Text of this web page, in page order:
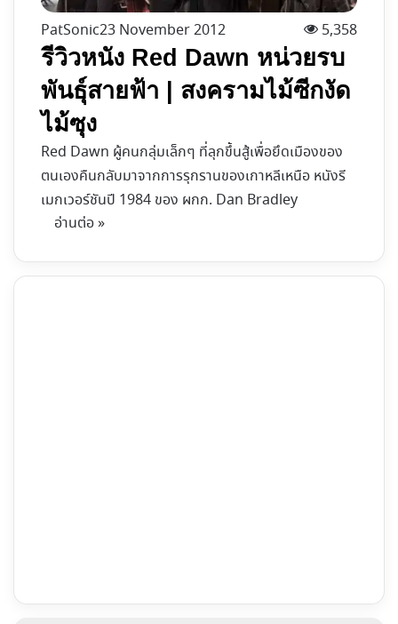
PatSonic23 November 2012 5,358
รีวิวหนัง Red Dawn หน่วยรบ
พันธุ์สายฟ้า | สงครามไม้ซีกงัด
ไม้ซุง
Red Dawn ผู้คนกลุ่มเล็กๆ ที่ลุกขึ้นสู้เพื่อยึดเมืองของ
ตนเองคืนกลับมาจากการรุกรานของเกาหลีเหนือ หนังรี
เมกเวอร์ชันปี 1984 ของ ผกก. Dan Bradley
อ่านต่อ »